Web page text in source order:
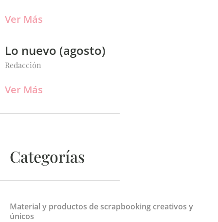
Ver Más
Lo nuevo (agosto)
Redacción
Ver Más
Categorías
Material y productos de scrapbooking creativos y
únicos